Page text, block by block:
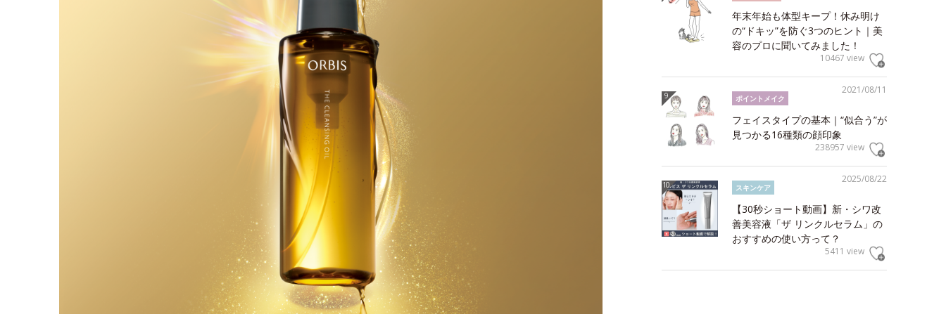
年末年始も体型キープ！休み明け
の“ドキッ”を防ぐ3つのヒント｜美
容のプロに聞いてみました！
10467 view
2021/08/11
ポイントメイク
フェイスタイプの基本｜“似合う”が
見つかる16種類の顔印象
238957 view
2025/08/22
スキンケア
【30秒ショート動画】新・シワ改
善美容液「ザ リンクルセラム」の
おすすめの使い方って？
5411 view